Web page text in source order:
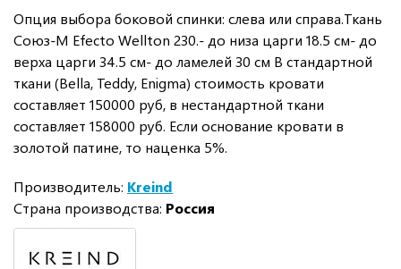
Опция выбора боковой спинки: слева или справа.Ткань
Союз-М Efecto Wellton 230.- до низа царги 18.5 см- до
верха царги 34.5 см- до ламелей 30 см В стандартной
ткани (Bella, Teddy, Enigma) стоимость кровати
составляет 150000 руб, в нестандартной ткани
составляет 158000 руб. Если основание кровати в
золотой патине, то наценка 5%.
Производитель: Kreind
Страна производства: Россия